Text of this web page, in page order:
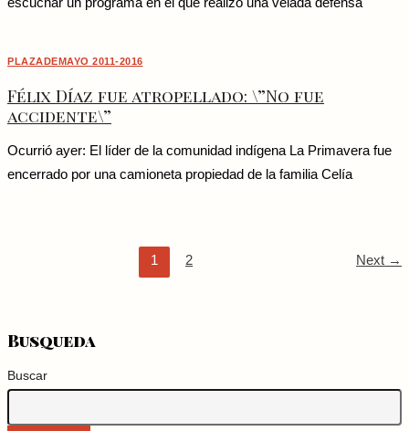
PLAZADEMAYO 2011-2016
Félix Díaz fue atropellado: \”No fue
accidente\”
Ocurrió ayer: El líder de la comunidad indígena La Primavera fue
encerrado por una camioneta propiedad de la familia Celía
1 2 Next →
Busqueda
Buscar